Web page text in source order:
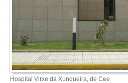
Hospital Virxe da Xunqueira, de Cee